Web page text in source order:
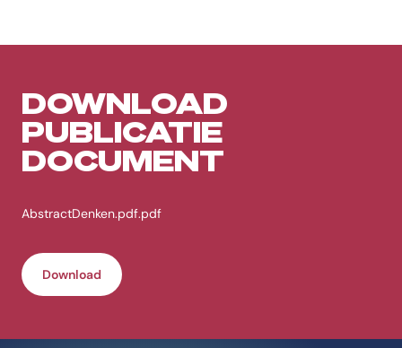
DOWNLOAD
PUBLICATIE
DOCUMENT
AbstractDenken.pdf.pdf
Download